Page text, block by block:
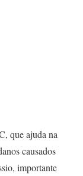
que ajuda na
causados
importante